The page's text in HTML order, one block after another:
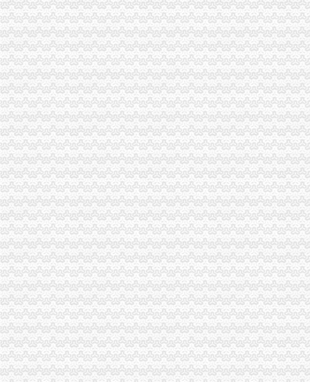
重庆个体工商户请注意！这四类形将被制注销-经典重庆新闻中心-
我是个体工商户人,下面是12年和人签的协议。现在不想租了。想把
【】被吊销营业执照或被撤销登记的,何时办理注销税务登记？
【广安公司转让_公司转让公司_广安公司转让代理/费用】-广安百姓网
【注销公司,注销营业执照,专业代办恩赐财务】-其他-广州赶集网
营业执照吊销后未注销企业定代表人要进＂名单＂-浙江民营企业
营业执照吊销后为什么要办公司注销,不注销有什么后果
【代办工商营业执照注册变更注销换证等】-公司注册-九江赶集网
员工怀孕期间公司申请注销营业执照
【求购注销营业执照】-公司注册-马鞍山赶集网
【飞粤代理--揭揭西河婆执照注销】-代理记帐-深圳赶集网
【低价代办个体、公司工商执照,注销,代帐_低价代办公司开业一
办理营业执照价格表,办理营业执照多少钱/报价走势-中国制造网
广告媒价格_优质广告媒批发/采购-机电之家
营业执照吊销后未注销企业定代表人要进＂名单＂-浙江民营企业
重庆市保险注销办理程序-重庆市渝北区社保局信息网
代办营业执照价格
重庆工商：上半年发放电子执照373份处置“空壳公司”3.35万户-工商
【深圳营业执照注册年检补资增资变更注销】-其他生活配送-深圳赶集网
重庆沙坪坝门户网
重庆渝北代办工商注册之公司“三证合一”登记制度-商务服务
重庆工商注册|重庆注册公司|重庆工商年检|重庆办照-重庆酷易搜
电子商务营业执照_批发价格_厂家_图片_勤加缘网
榆林公司注销程序、工商营业执照办理流程、公司注销流程及费用哪家
北京批“五证合一”营业执照颁发8企业领照重庆晚报网_重庆生活
重庆商报（营业执照注销）登报_重庆工商注册_重庆列表网